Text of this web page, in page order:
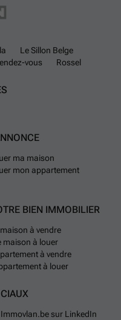
Le Sillon Belge
vous Rossel
ma maison
mon appartement
BIEN IMMOBILIER
à vendre
maison à louer
à vendre
à louer
Immovlan.be sur LinkedIn